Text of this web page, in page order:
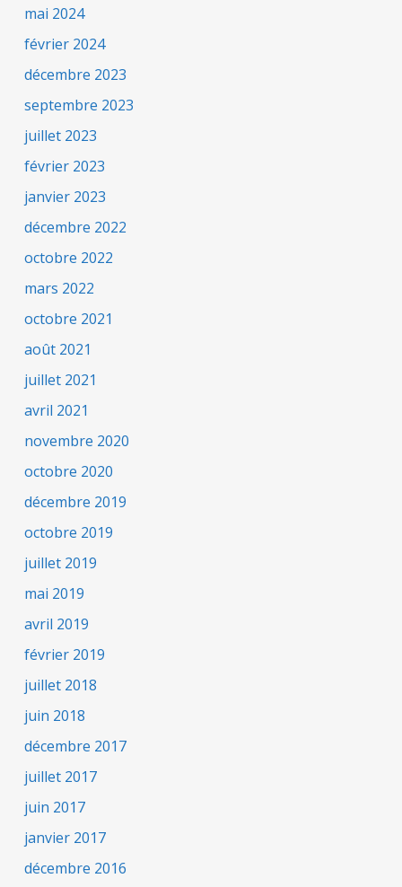
mai 2024
février 2024
décembre 2023
septembre 2023
juillet 2023
février 2023
janvier 2023
décembre 2022
octobre 2022
mars 2022
octobre 2021
août 2021
juillet 2021
avril 2021
novembre 2020
octobre 2020
décembre 2019
octobre 2019
juillet 2019
mai 2019
avril 2019
février 2019
juillet 2018
juin 2018
décembre 2017
juillet 2017
juin 2017
janvier 2017
décembre 2016